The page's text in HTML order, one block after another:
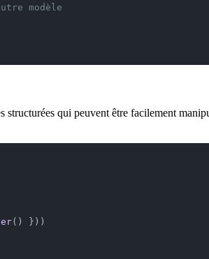
modèle
qui peuvent être facilement
() }))